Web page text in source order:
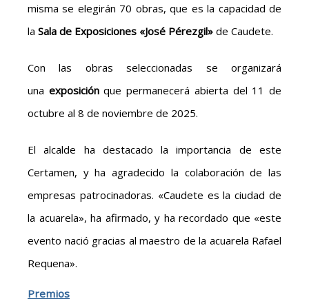
misma se elegirán 70 obras, que es la capacidad de
la Sala de Exposiciones «José Pérezgil» de Caudete.
Con las obras seleccionadas se organizará
una exposiciónque permanecerá abierta del 11 de
octubre al 8 de noviembre de 2025.
El alcalde ha destacado la importancia de este
Certamen, y ha agradecido la colaboración de las
empresas patrocinadoras. «Caudete es la ciudad de
la acuarela», ha afirmado, y ha recordado que «este
evento nació gracias al maestro de la acuarela Rafael
Requena».
Premios